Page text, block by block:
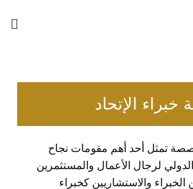
خبراء الإتحاد
تمثل أحد أهم مقومات نجاح
الدولي لرجال الأعمال والمستثمرين
الخبراء والاستشاريين كخبراء